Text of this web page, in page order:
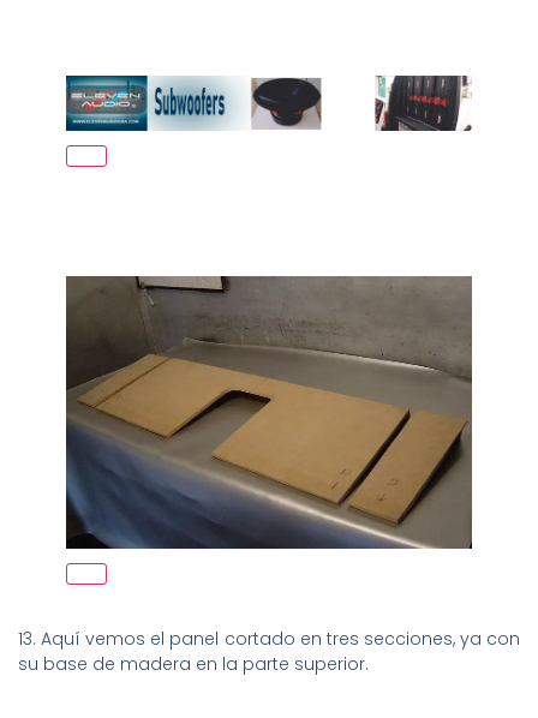
13. Aquí vemos el panel cortado en tres secciones, ya con
su base de madera en la parte superior.